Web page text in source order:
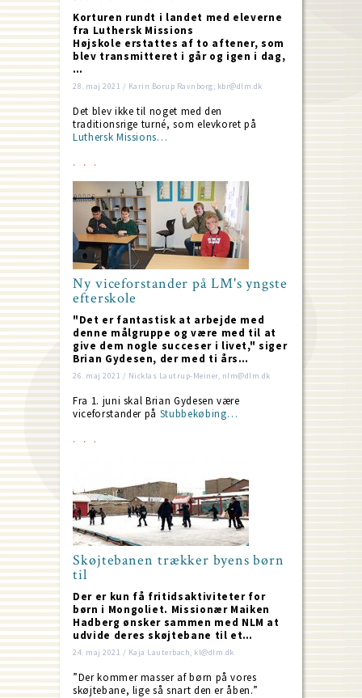
Korturen rundt i landet med eleverne
fra Luthersk Missions
Højskole erstattes af to aftener, som
blev transmitteret i går og igen i dag,
…
28. maj 2021 / Karin Borup Ravnborg; kbr@dlm.dk
Det blev ikke til noget med den
traditionsrige turné, som elevkoret på
Luthersk Missions…
Ny viceforstander på LM's yngste
efterskole
"Det er fantastisk at arbejde med
denne målgruppe og være med til at
give dem nogle succeser i livet," siger
Brian Gydesen, der med ti års…
26. maj 2021 / Nicklas Lautrup-Meiner, nlm@dlm.dk
Fra 1. juni skal Brian Gydesen være
viceforstander på Stubbekøbing…
Skøjtebanen trækker byens børn
til
Der er kun få fritidsaktiviteter for
børn i Mongoliet. Missionær Maiken
Hadberg ønsker sammen med NLM at
udvide deres skøjtebane til et…
24. maj 2021 / Kaja Lauterbach, kl@dlm.dk
”Der kommer masser af børn på vores
skøjtebane, lige så snart den er åben.”